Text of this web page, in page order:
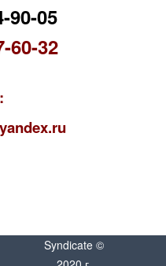
90-05
60-32
Syndicate ©